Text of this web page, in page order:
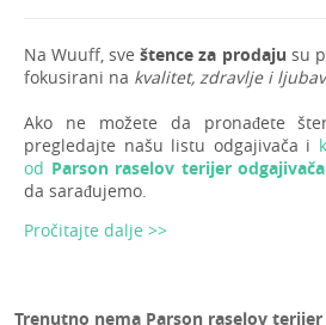
Na Wuuff, sveštence za prodaju su
fokusirani na kvalitet, zdravlje i
Ako ne možete da pronađete
pregledajte našu listu odgajivača i
od Parson raselov terijer odgajivača
da sarađujemo.
Pročitajte dalje >>
Trenutno nema Parson raselov